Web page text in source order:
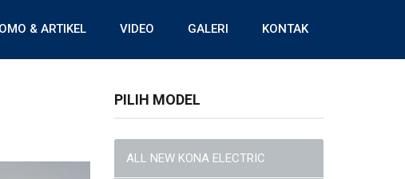
& ARTIKEL VIDEO GALERI KONTAK
PILIH MODEL
ALL NEW KONA ELECTRIC